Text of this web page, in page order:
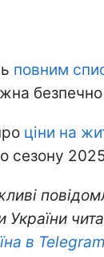
повним
безпечно
ціни на
сезону
України
в Telegram